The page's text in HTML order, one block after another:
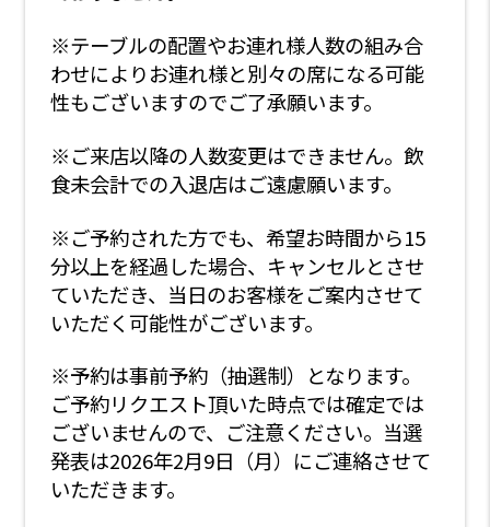
※テーブルの配置やお連れ様人数の組み合
わせによりお連れ様と別々の席になる可能
性もございますのでご了承願います。
※ご来店以降の人数変更はできません。飲
食未会計での入退店はご遠慮願います。
※ご予約された方でも、希望お時間から15
分以上を経過した場合、キャンセルとさせ
ていただき、当日のお客様をご案内させて
いただく可能性がございます。
※予約は事前予約（抽選制）となります。
ご予約リクエスト頂いた時点では確定では
ございませんので、ご注意ください。当選
発表は2026年2月9日（月）にご連絡させて
いただきます。